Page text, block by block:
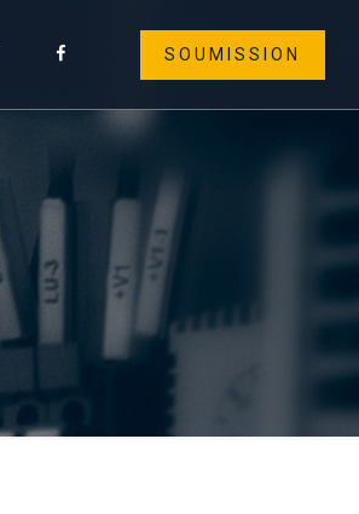
SUIVEZ-NOUSSOUMISSION